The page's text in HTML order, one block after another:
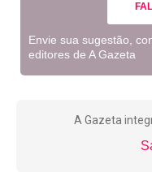
Envie sua sugestão,
editores de A Gazeta
A Gazeta